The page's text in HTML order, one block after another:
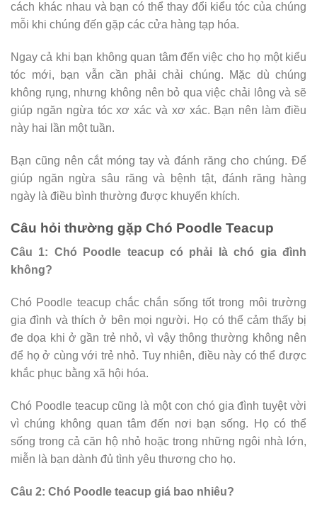
cách khác nhau và bạn có thể thay đổi kiểu tóc của chúng
mỗi khi chúng đến gặp các cửa hàng tạp hóa.
Ngay cả khi bạn không quan tâm đến việc cho họ một kiểu
tóc mới, bạn vẫn cần phải chải chúng. Mặc dù chúng
không rụng, nhưng không nên bỏ qua việc chải lông và sẽ
giúp ngăn ngừa tóc xơ xác và xơ xác. Bạn nên làm điều
này hai lần một tuần.
Bạn cũng nên cắt móng tay và đánh răng cho chúng. Để
giúp ngăn ngừa sâu răng và bệnh tật, đánh răng hàng
ngày là điều bình thường được khuyến khích.
Câu hỏi thường gặp Chó Poodle Teacup
Câu 1: Chó Poodle teacup có phải là chó gia đình
không?
Chó Poodle teacup chắc chắn sống tốt trong môi trường
gia đình và thích ở bên mọi người. Họ có thể cảm thấy bị
đe dọa khi ở gần trẻ nhỏ, vì vậy thông thường không nên
để họ ở cùng với trẻ nhỏ. Tuy nhiên, điều này có thể được
khắc phục bằng xã hội hóa.
Chó Poodle teacup cũng là một con chó gia đình tuyệt vời
vì chúng không quan tâm đến nơi bạn sống. Họ có thể
sống trong cả căn hộ nhỏ hoặc trong những ngôi nhà lớn,
miễn là bạn dành đủ tình yêu thương cho họ.
Câu 2: Chó Poodle teacup giá bao nhiêu?